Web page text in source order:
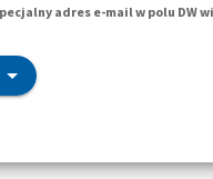
adres e-mail w polu DW